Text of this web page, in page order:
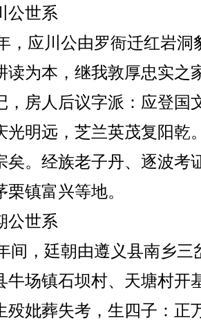
世系
应川公由罗衙迁红岩洞
读为本，继我敦厚忠实之
，房人后议字派：应登国
光明远，芝兰英茂复阳乾
矣。经族老子丹、逐波考
镇富兴等地。
世系
，廷朝由遵义县南乡三
牛场镇石坝村、天塘村开
殁妣葬失考，生四子：正